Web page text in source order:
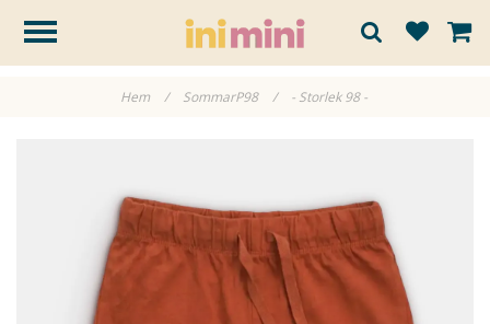
Hem / SommarP98 / - Storlek 98 -